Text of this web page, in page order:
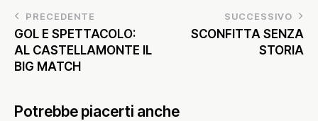
PRECEDENTE
GOL E SPETTACOLO:
AL CASTELLAMONTE IL
BIG MATCH
SUCCESSIVO
SCONFITTA SENZA
STORIA
Potrebbe piacerti anche